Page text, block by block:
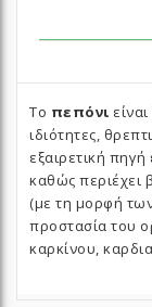
Το πεπόνι
ιδιότητες,
εξαιρετική
καθώς περιέχει
(με τη μορφή
προστασία του
καρκίνου,